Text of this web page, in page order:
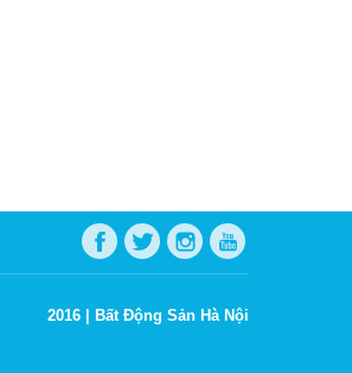
2016 | Bất Động Sản Hà Nội